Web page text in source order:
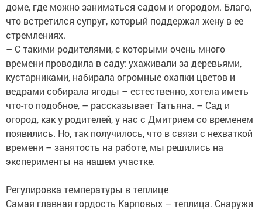
доме, где можно заниматься садом и огородом. Благо,
что встретился супруг, который поддержал жену в ее
стремлениях.
– С такими родителями, с которыми очень много
времени проводила в саду: ухаживали за деревьями,
кустарниками, набирала огромные охапки цветов и
ведрами собирала ягоды – естественно, хотела иметь
что-то подобное, – рассказывает Татьяна. – Сад и
огород, как у родителей, у нас с Дмитрием со временем
появились. Но, так получилось, что в связи с нехваткой
времени – занятость на работе, мы решились на
эксперименты на нашем участке.
Регулировка температуры в теплице
Самая главная гордость Карповых – теплица. Снаружи